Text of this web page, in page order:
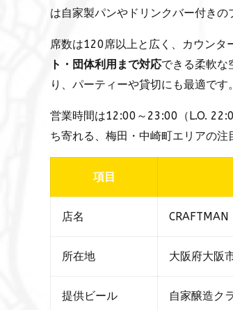
は自家製パンやドリンクバー付きの
席数は120席以上と広く、カウンタ
ト・団体利用まで対応できる柔軟な
り、パーティーや貸切にも最適です。
営業時間は12:00～23:00（L.O.
ち寄れる、梅田・中崎町エリアの注
項目
店名 CRAFTMAN
所在地 大阪府大阪
提供ビール 自家醸造ク